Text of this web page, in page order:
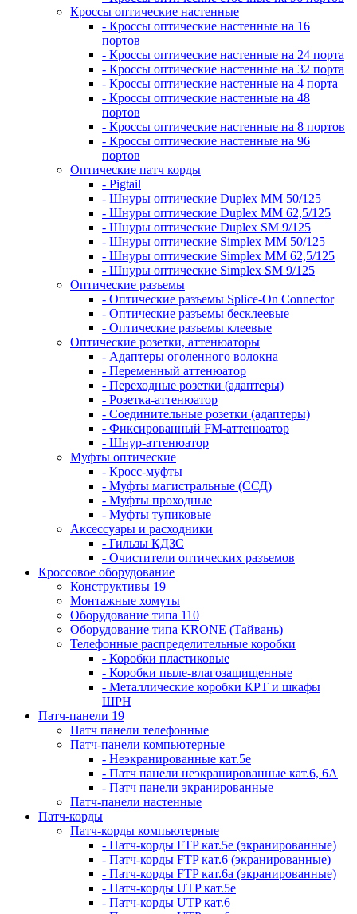
Кроссы оптические настенные
- Кроссы оптические настенные на 16
портов
- Кроссы оптические настенные на 24 порта
- Кроссы оптические настенные на 32 порта
- Кроссы оптические настенные на 4 порта
- Кроссы оптические настенные на 48
портов
- Кроссы оптические настенные на 8 портов
- Кроссы оптические настенные на 96
портов
Оптические патч корды
- Pigtail
- Шнуры оптические Duplex MM 50/125
- Шнуры оптические Duplex MM 62,5/125
- Шнуры оптические Duplex SM 9/125
- Шнуры оптические Simplex MM 50/125
- Шнуры оптические Simplex MM 62,5/125
- Шнуры оптические Simplex SM 9/125
Оптические разъемы
- Оптические разъемы Splice-On Connector
- Оптические разъемы бесклеевые
- Оптические разъемы клеевые
Оптические розетки, аттенюаторы
- Адаптеры оголенного волокна
- Переменный аттенюатор
- Переходные розетки (адаптеры)
- Розетка-аттенюатор
- Соединительные розетки (адаптеры)
- Фиксированный FM-аттенюатор
- Шнур-аттенюатор
Муфты оптические
- Кросс-муфты
- Муфты магистральные (ССД)
- Муфты проходные
- Муфты тупиковые
Аксессуары и расходники
- Гильзы КДЗС
- Очистители оптических разъемов
Кроссовое оборудование
Конструктивы 19
Монтажные хомуты
Оборудование типа 110
Оборудование типа KRONE (Тайвань)
Телефонные распределительные коробки
- Коробки пластиковые
- Коробки пыле-влагозащищенные
- Металлические коробки КРТ и шкафы
ШРН
Патч-панели 19
Патч панели телефонные
Патч-панели компьютерные
- Неэкранированные кат.5е
- Патч панели неэкранированные кат.6, 6А
- Патч панели экранированные
Патч-панели настенные
Патч-корды
Патч-корды компьютерные
- Патч-корды FTP кат.5е (экранированные)
- Патч-корды FTP кат.6 (экранированные)
- Патч-корды FTP кат.6а (экранированные)
- Патч-корды UTP кат.5е
- Патч-корды UTP кат.6